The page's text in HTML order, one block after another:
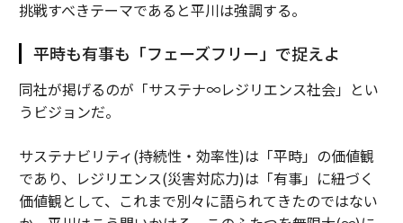
挑戦すべきテーマであると平川は強調する。
平時も有事も「フェーズフリー」で捉えよ
同社が掲げるのが「サステナ∞レジリエンス社会」とい
うビジョンだ。
サステナビリティ(持続性・効率性)は「平時」の価値観
であり、レジリエンス(災害対応力)は「有事」に紐づく
価値観として、これまで別々に語られてきたのではない